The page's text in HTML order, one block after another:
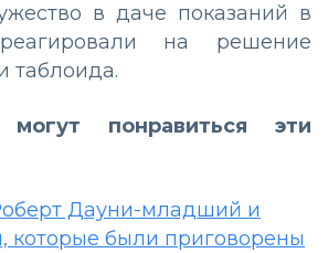
в даче показаний в
на решение
таблоида.
понравиться эти
Дауни-младший и
которые были приговорены